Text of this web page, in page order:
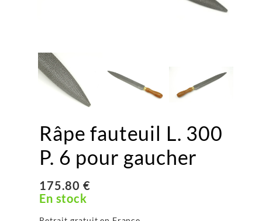
Râpe fauteuil L. 300
P. 6 pour gaucher
175.80 €
En stock